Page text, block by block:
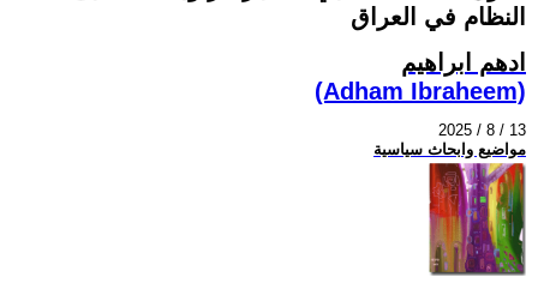
النظام في العراق
ادهم ابراهيم
(Adham Ibraheem)
2025 / 8 / 13
مواضيع وابحاث سياسية